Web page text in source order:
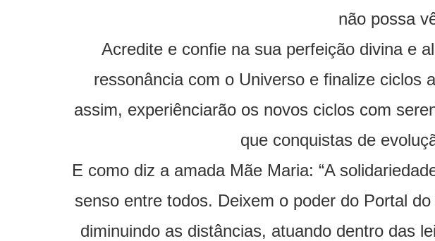
não possa
Acredite e confie na sua perfeição divina e
ressonância com o Universo e finalize ciclos
assim, experiênciarão os novos ciclos com
que conquistas de
E como diz a amada Mãe Maria: “A
senso entre todos. Deixem o poder do Portal
diminuindo as distâncias, atuando dentro das